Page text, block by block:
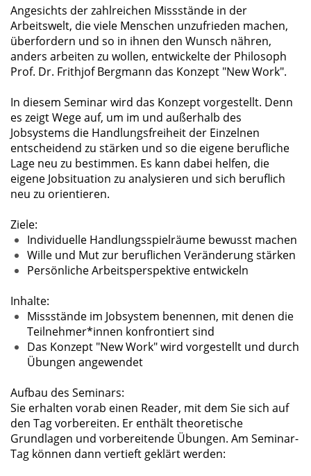
Angesichts der zahlreichen Missstände in der
Arbeitswelt, die viele Menschen unzufrieden machen,
überfordern und so in ihnen den Wunsch nähren,
anders arbeiten zu wollen, entwickelte der Philosoph
Prof. Dr. Frithjof Bergmann das Konzept "New Work".
In diesem Seminar wird das Konzept vorgestellt. Denn
es zeigt Wege auf, um im und außerhalb des
Jobsystems die Handlungsfreiheit der Einzelnen
entscheidend zu stärken und so die eigene berufliche
Lage neu zu bestimmen. Es kann dabei helfen, die
eigene Jobsituation zu analysieren und sich beruflich
neu zu orientieren.
Ziele:
Individuelle Handlungsspielräume bewusst machen
Wille und Mut zur beruflichen Veränderung stärken
Persönliche Arbeitsperspektive entwickeln
Inhalte:
Missstände im Jobsystem benennen, mit denen die
Teilnehmer*innen konfrontiert sind
Das Konzept "New Work" wird vorgestellt und durch
Übungen angewendet
Aufbau des Seminars:
Sie erhalten vorab einen Reader, mit dem Sie sich auf
den Tag vorbereiten. Er enthält theoretische
Grundlagen und vorbereitende Übungen. Am Seminar-
Tag können dann vertieft geklärt werden: